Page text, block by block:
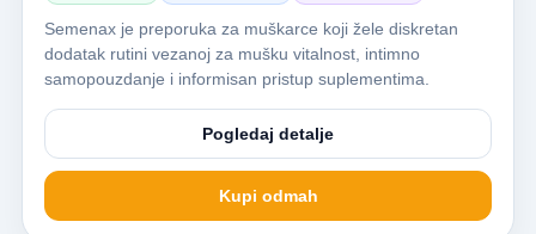
Semenax je preporuka za muškarce koji žele diskretan
dodatak rutini vezanoj za mušku vitalnost, intimno
samopouzdanje i informisan pristup suplementima.
Pogledaj detalje
Kupi odmah